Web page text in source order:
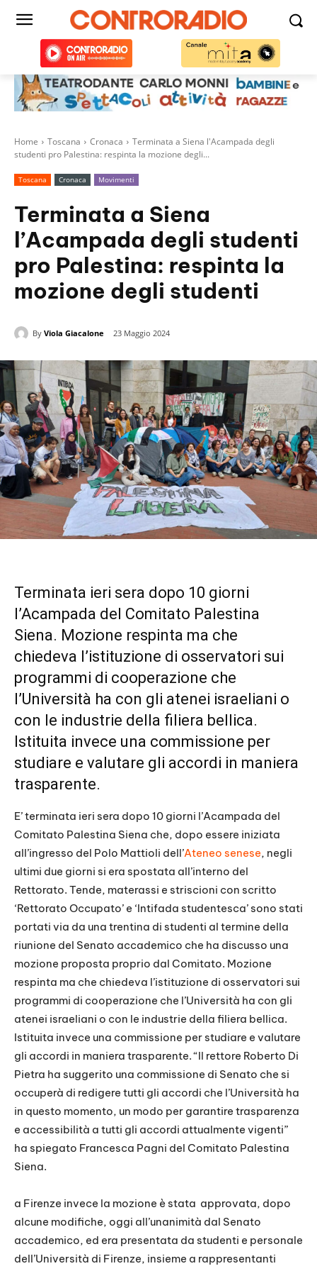
Home Toscana Cronaca
Terminata a Siena l'Acampada degli
studenti pro Palestina: respinta la mozione degli...
Toscana Cronaca Movimenti
Terminata a Siena
l’Acampada degli studenti
pro Palestina: respinta la
mozione degli studenti
By Viola Giacalone 23 Maggio 2024
Terminata ieri sera dopo 10 giorni
l’Acampada del Comitato Palestina
Siena. Mozione respinta ma che
chiedeva l’istituzione di osservatori sui
programmi di cooperazione che
l’Università ha con gli atenei israeliani o
con le industrie della filiera bellica.
Istituita invece una commissione per
studiare e valutare gli accordi in maniera
trasparente.
E’ terminata ieri sera dopo 10 giorni l’Acampada del
Comitato Palestina Siena che, dopo essere iniziata
all’ingresso del Polo Mattioli dell’Ateneo senese, negli
ultimi due giorni si era spostata all’interno del
Rettorato. Tende, materassi e striscioni con scritto
‘Rettorato Occupato’ e ‘Intifada studentesca’ sono stati
portati via da una trentina di studenti al termine della
riunione del Senato accademico che ha discusso una
mozione proposta proprio dal Comitato. Mozione
respinta ma che chiedeva l’istituzione di osservatori sui
programmi di cooperazione che l’Università ha con gli
atenei israeliani o con le industrie della filiera bellica.
Istituita invece una commissione per studiare e valutare
gli accordi in maniera trasparente. “Il rettore Roberto Di
Pietra ha suggerito una commissione di Senato che si
occuperà di redigere tutti gli accordi che l’Università ha
in questo momento, un modo per garantire trasparenza
e accessibilità a tutti gli accordi attualmente vigenti”
ha spiegato Francesca Pagni del Comitato Palestina
Siena.
a Firenze invece la mozione è stata approvata, dopo
alcune modifiche, oggi all’unanimità dal Senato
accademico, ed era presentata da studenti e personale
dell’Università di Firenze, insieme a rappresentanti